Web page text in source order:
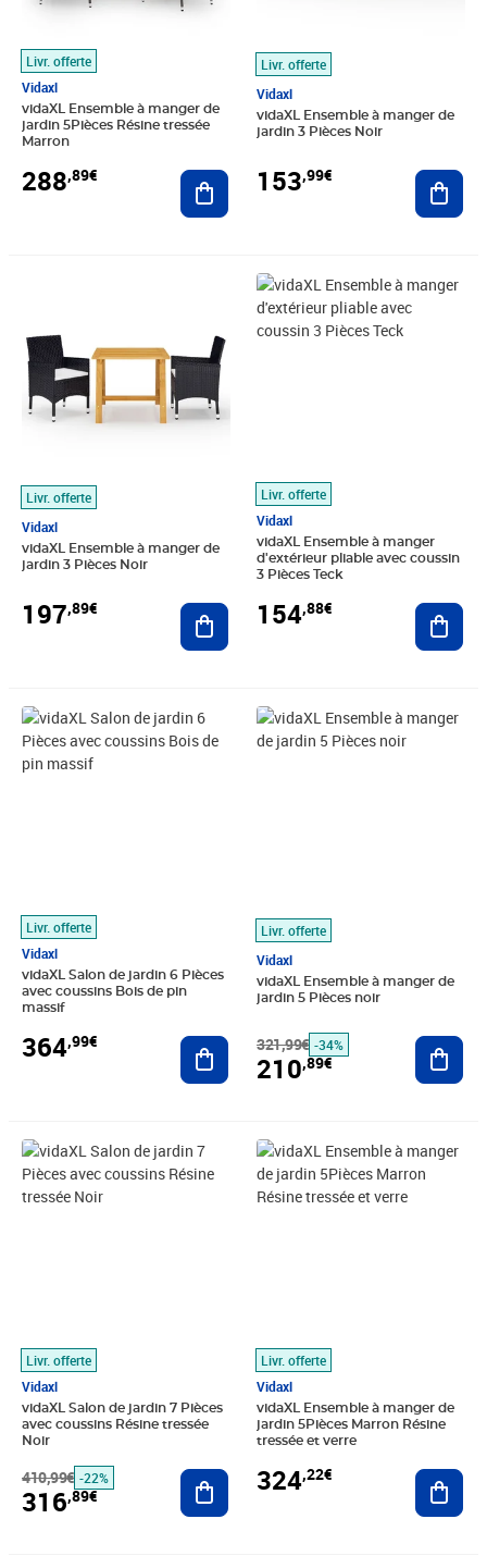
Livr. offerte
Vidaxl
vidaXL Ensemble à manger de
jardin 5Pièces Résine tressée
Marron
288,89€ Ajouter au panier
Livr. offerte
Vidaxl
vidaXL Ensemble à manger de
jardin 3 Pièces Noir
153,99€
Livr. offerte
Vidaxl
vidaXL Ensemble à manger de
jardin 3 Pièces Noir
197,89€ Ajouter au panier
Livr. offerte
Vidaxl
vidaXL Ensemble à manger
d'extérieur pliable avec coussin
3 Pièces Teck
154,88€
Prix 154,88€
Livr. offerte
Vidaxl
vidaXL Salon de jardin 6 Pièces
avec coussins Bois de pin
massif
364,99€
Prix 364,99€
Ajouter au panier
Livr. offerte
Vidaxl
vidaXL Ensemble à manger de
jardin 5 Pièces noir
321,99€
Prix barré 321,99€
-34%
210,89€
Prix 210,89€
Livr. offerte
Vidaxl
vidaXL Salon de jardin 7 Pièces
avec coussins Résine tressée
Noir
410,99€
Prix barré 410,99€
-22%
316,89€
Prix 316,89€
Ajouter au panier
Livr. offerte
Vidaxl
vidaXL Ensemble à manger de
jardin 5Pièces Marron Résine
tressée et verre
324,22€
Prix 324,22€